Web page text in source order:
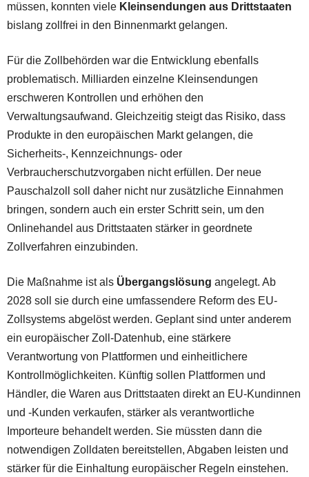
müssen, konnten viele Kleinsendungen aus Drittstaaten
bislang zollfrei in den Binnenmarkt gelangen.
Für die Zollbehörden war die Entwicklung ebenfalls
problematisch. Milliarden einzelne Kleinsendungen
erschweren Kontrollen und erhöhen den
Verwaltungsaufwand. Gleichzeitig steigt das Risiko, dass
Produkte in den europäischen Markt gelangen, die
Sicherheits-, Kennzeichnungs- oder
Verbraucherschutzvorgaben nicht erfüllen. Der neue
Pauschalzoll soll daher nicht nur zusätzliche Einnahmen
bringen, sondern auch ein erster Schritt sein, um den
Onlinehandel aus Drittstaaten stärker in geordnete
Zollverfahren einzubinden.
Die Maßnahme ist als Übergangslösung angelegt. Ab
2028 soll sie durch eine umfassendere Reform des EU-
Zollsystems abgelöst werden. Geplant sind unter anderem
ein europäischer Zoll-Datenhub, eine stärkere
Verantwortung von Plattformen und einheitlichere
Kontrollmöglichkeiten. Künftig sollen Plattformen und
Händler, die Waren aus Drittstaaten direkt an EU-Kundinnen
und -Kunden verkaufen, stärker als verantwortliche
Importeure behandelt werden. Sie müssten dann die
notwendigen Zolldaten bereitstellen, Abgaben leisten und
stärker für die Einhaltung europäischer Regeln einstehen.